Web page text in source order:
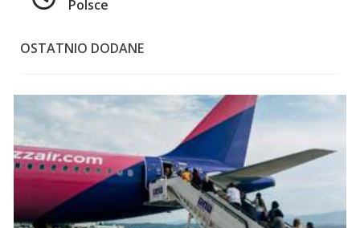
Polsce
OSTATNIO DODANE